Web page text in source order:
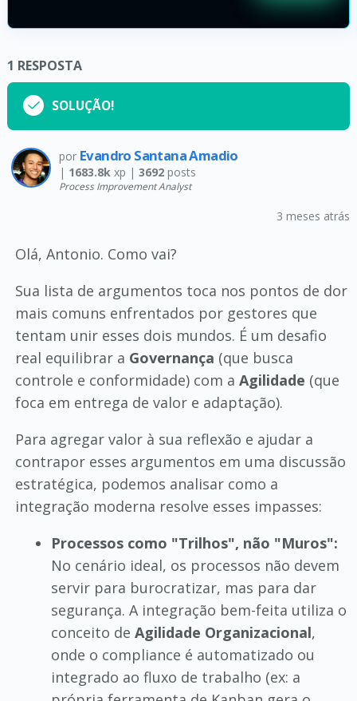
1 RESPOSTA
SOLUÇÃO!
por Evandro Santana Amadio
| 1683.8kxp | 3692posts
Process Improvement Analyst
3 meses atrás
Olá, Antonio. Como vai?
Sua lista de argumentos toca nos pontos de dor
mais comuns enfrentados por gestores que
tentam unir esses dois mundos. É um desafio
real equilibrar a Governança (que busca
controle e conformidade) com a Agilidade (que
foca em entrega de valor e adaptação).
Para agregar valor à sua reflexão e ajudar a
contrapor esses argumentos em uma discussão
estratégica, podemos analisar como a
integração moderna resolve esses impasses:
Processos como "Trilhos", não "Muros":
No cenário ideal, os processos não devem
servir para burocratizar, mas para dar
segurança. A integração bem-feita utiliza o
conceito de Agilidade Organizacional,
onde o compliance é automatizado ou
integrado ao fluxo de trabalho (ex: a